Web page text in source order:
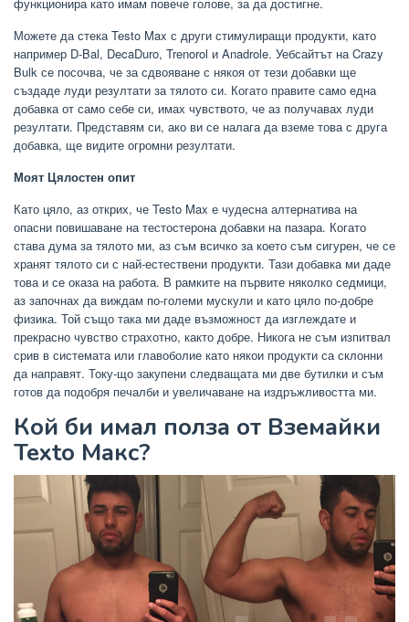
Можете да стека Testo Max с други стимулиращи продукти, като
например D-Bal, DecaDuro, Trenorol и Anadrole. Уебсайтът на Crazy
Bulk се посочва, че за сдвояване с някоя от тези добавки ще
създаде луди резултати за тялото си. Когато правите само една
добавка от само себе си, имах чувството, че аз получавах луди
резултати. Представям си, ако ви се налага да вземе това с друга
добавка, ще видите огромни резултати.
Моят Цялостен опит
Като цяло, аз открих, че Testo Max е чудесна алтернатива на
опасни повишаване на тестостерона добавки на пазара. Когато
става дума за тялото ми, аз съм всичко за което съм сигурен, че се
хранят тялото си с най-естествени продукти. Тази добавка ми даде
това и се оказа на работа. В рамките на първите няколко седмици,
аз започнах да виждам по-големи мускули и като цяло по-добре
физика. Той също така ми даде възможност да изглеждате и
прекрасно чувство страхотно, както добре. Никога не съм изпитвал
срив в системата или главоболие като някои продукти са склонни
да направят. Току-що закупени следващата ми две бутилки и съм
готов да подобря печалби и увеличаване на издръжливостта ми.
Кой би имал полза от Вземайки
Texto Макс?